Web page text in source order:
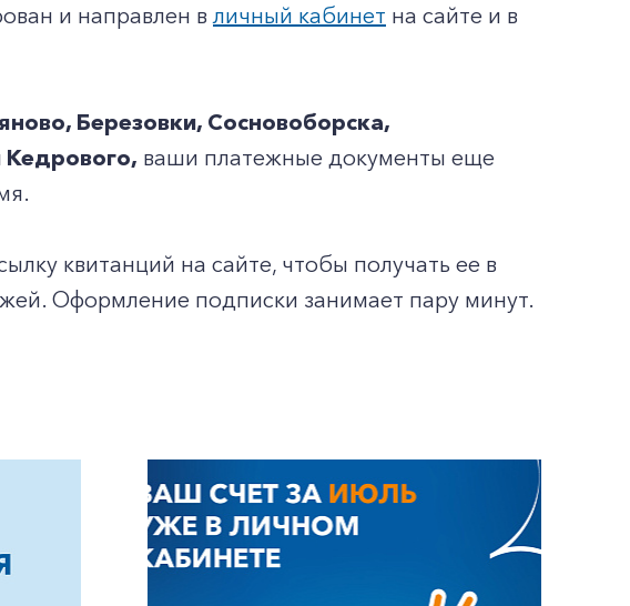
и направлен в личный кабинет на сайте и в
Березовки, Сосновоборска,
Кедрового, ваши платежные документы еще
квитанций на сайте, чтобы получать ее в
Оформление подписки занимает пару минут.